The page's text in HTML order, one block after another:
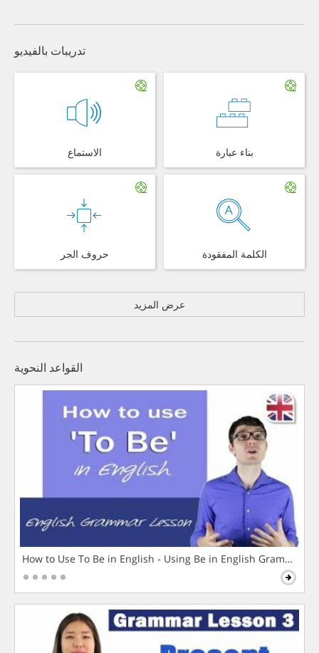
تدريبات بالفيديو
الاستماع بناء عبارة
حروف الجر الكلمة المفقودة
عرض المزيد
القواعد النحوية
How to Use To Be in English - Using Be in English Grammar